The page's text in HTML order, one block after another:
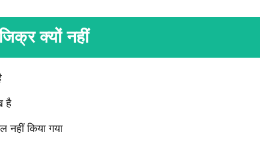
क्यों नहीं
है
नहीं किया गया